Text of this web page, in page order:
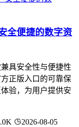
全便捷的数字资
具安全性与便捷性
正版入口的可靠保
验，为用户提供安
2026-08-05